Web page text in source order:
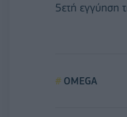
5ετή εγγύηση
OMEGA